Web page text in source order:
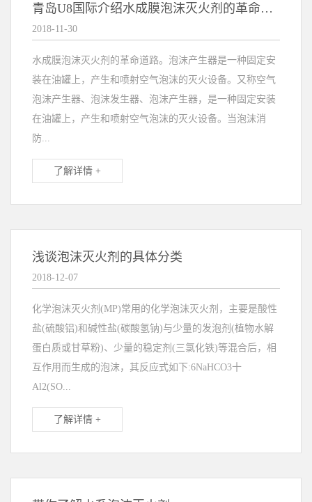
青岛U8国际介绍水成膜泡沫灭火剂的革命道路
2018-11-30
水成膜泡沫灭火剂的革命道路。泡沫产生器是一种固定安
装在油罐上，产生和喷射空气泡沫的灭火设备。又称空气
泡沫产生器、泡沫发生器、泡沫产生器，是一种固定安装
在油罐上，产生和喷射空气泡沫的灭火设备。当泡沫消
防...
了解详情 +
浅谈泡沫灭火剂的具体分类
2018-12-07
化学泡沫灭火剂(MP)常用的化学泡沫灭火剂，主要是酸性
盐(硫酸铝)和碱性盐(碳酸氢钠)与少量的发泡剂(植物水解
蛋白质或甘草粉)、少量的稳定剂(三氯化铁)等混合后，相
互作用而生成的泡沫，其反应式如下:6NaHCO3十
Al2(SO...
了解详情 +